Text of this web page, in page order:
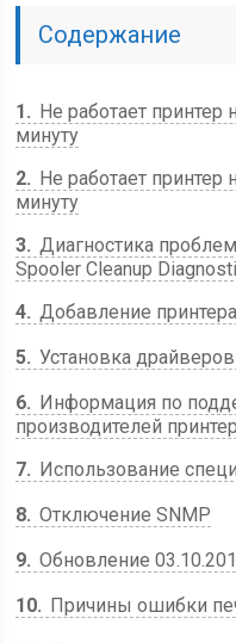
Содержание
1
Не работает
минуту
2
Не работает
минуту
3 Диагностика
Spooler Cleanup
4 Добавление
5 Установка
6
Информация по
производителей
7
Использование
8 Отключение SNMP
9 Обновление
10
Причины ошибки